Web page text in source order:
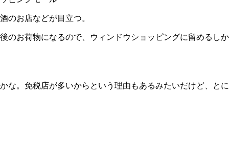
のお店などが目立つ。
のお荷物になるので、ウィンドウショッピングに留めるしか
な。免税店が多いからという理由もあるみたいだけど、とに